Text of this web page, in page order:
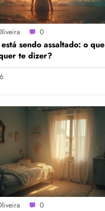
0
sendo assaltado: o que
te dizer?
0